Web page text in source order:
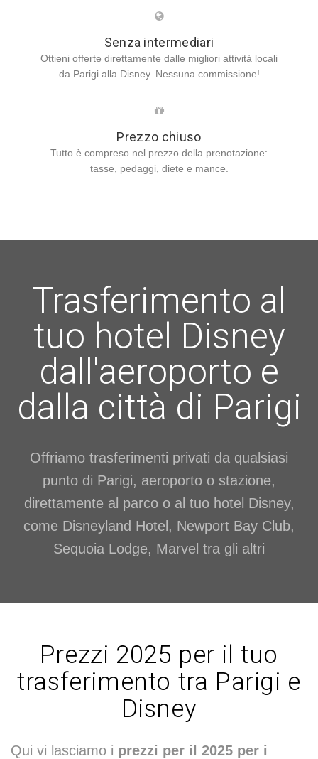
Senza intermediari
Ottieni offerte direttamente dalle migliori attività locali
da Parigi alla Disney. Nessuna commissione!
Prezzo chiuso
Tutto è compreso nel prezzo della prenotazione:
tasse, pedaggi, diete e mance.
Trasferimento al
tuo hotel Disney
dall'aeroporto e
dalla città di Parigi
Offriamo trasferimenti privati da qualsiasi
punto di Parigi, aeroporto o stazione,
direttamente al parco o al tuo hotel Disney,
come Disneyland Hotel, Newport Bay Club,
Sequoia Lodge, Marvel tra gli altri
Prezzi 2025 per il tuo
trasferimento tra Parigi e
Disney
Qui vi lasciamo i prezzi per il 2025 per i